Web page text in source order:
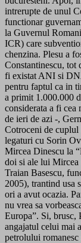
intrerupte de unul
functionar
la Guvernul
ICR) care
chenzina. Plesu a
Constantinescu, tot
fi existat ANI si
pentru faptul ca in
a primit 1.000.000
considerata a fi cea
de ieri de azi -,
Cotroceni de
legaturi cu Sorin
Mircea Dinescu la
doi si ale lui Mircea
Traian Basescu,
2005), trantind usa
ori a avut ocazia.
nu vrea sa
Europa”. Si, brusc,
angajatul celui mai
petrolului